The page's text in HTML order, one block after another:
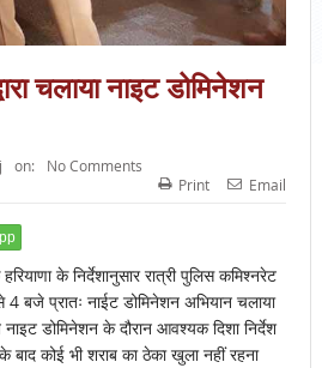
चलाया नाइट डोमिनेशन
on:
No Comments
Print
Email
के निर्देशानुसार रात्री पुलिस कमिश्नरेट
से 4 बजे प्रातः नाईट डोमिनेशन अभियान चलाया
डोमिनेशन के दौरान आवश्यक दिशा निर्देश
बाद कोई भी शराब का ठेका खुला नहीं रहना